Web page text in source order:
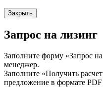
Закрыть
Запрос на лизинг
Заполните форму «Запрос
менеджер.
Заполните «Получить
предложение в формате